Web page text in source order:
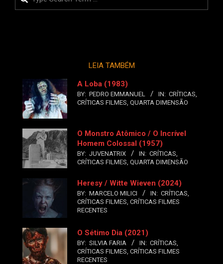
LEIA TAMBÉM
A Loba (1983)
BY: PEDRO EMMANUEL IN: CRÍTICAS
CRÍTICAS FILMES QUARTA DIMENSÃO
O Monstro Atômico / O Incrível
Homem Colossal (1957)
BY: JUVENATRIX IN: CRÍTICAS
CRÍTICAS FILMES QUARTA DIMENSÃO
Heresy / Witte Wieven (2024)
BY: MARCELO MILICI IN: CRÍTICAS
CRÍTICAS FILMES CRÍTICAS FILMES
RECENTES
O Sétimo Dia (2021)
BY: SILVIA FARIA IN: CRÍTICAS
CRÍTICAS FILMES CRÍTICAS FILMES
RECENTES